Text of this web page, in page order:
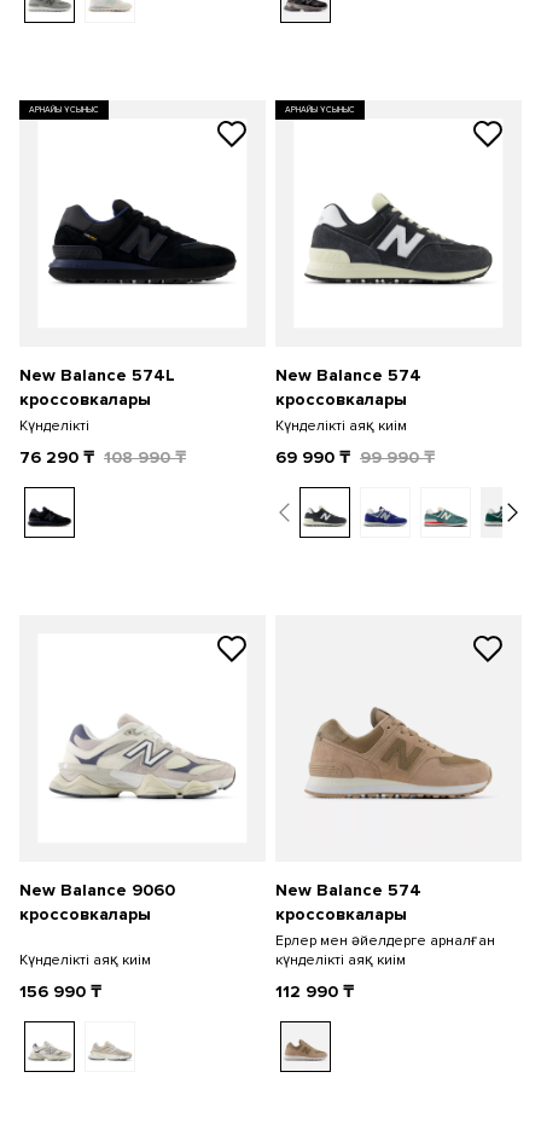
АРНАЙЫ ҰСЫНЫС
New Balance 574L
кроссовкалары
Күнделікті
76 290 ₸ 108 990₸
АРНАЙЫ ҰСЫНЫС
New Balance 574
кроссовкалары
Күнделікті аяқ киім
69 990 ₸ 99 990₸
New Balance 9060
кроссовкалары
Күнделікті аяқ киім
156 990 ₸
New Balance 574
кроссовкалары
Ерлер мен әйелдерге арналған
күнделікті аяқ киім
112 990 ₸